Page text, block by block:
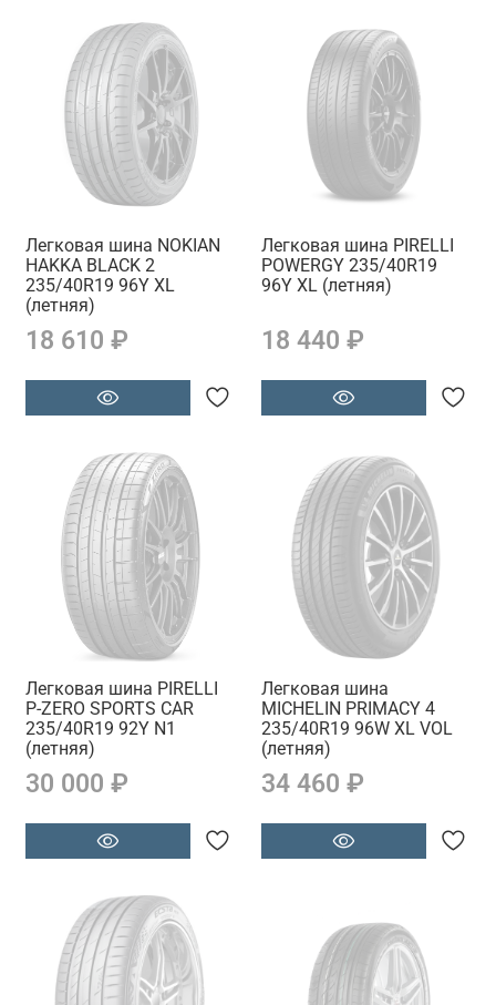
Легковая шина NOKIAN
HAKKA BLACK 2
235/40R19 96Y XL
(летняя)
18 610 ₽
Легковая шина PIRELLI
POWERGY 235/40R19
96Y XL (летняя)
18 440 ₽
Легковая шина PIRELLI
P-ZERO SPORTS CAR
235/40R19 92Y N1
(летняя)
30 000 ₽
Легковая шина
MICHELIN PRIMACY 4
235/40R19 96W XL VOL
(летняя)
34 460 ₽